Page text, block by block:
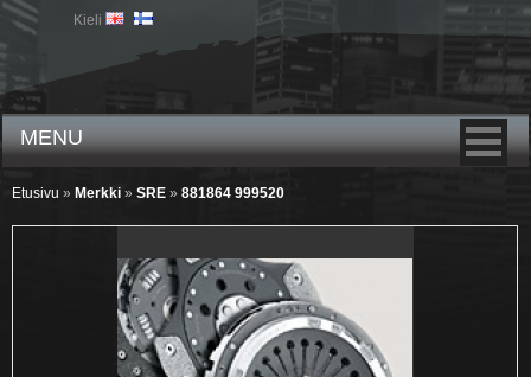
Kieli
MENU
Etusivu » Merkki »SRE »881864 999520